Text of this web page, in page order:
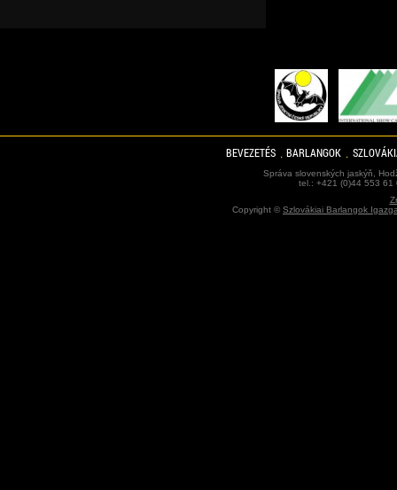
BEVEZETÉS BARLANGOK
Správa slovenských jaskýň,
tel.: +421 (0)44 553
Copyright ©Szlovákiai Barlangok